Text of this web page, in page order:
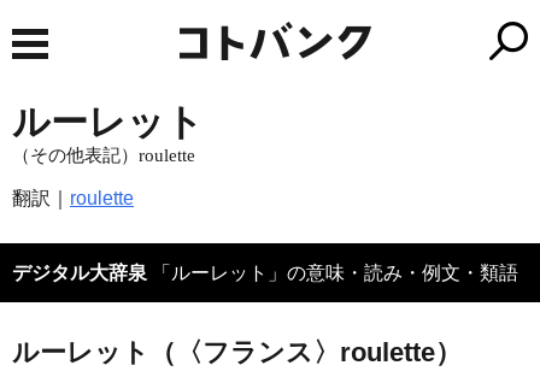
ルーレット
（その他表記）roulette
翻訳｜ roulette
デジタル大辞泉 「ルーレット」の意味・読み・例文・類語
ルーレット（〈フランス〉roulette）